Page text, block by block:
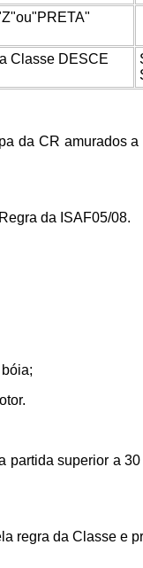
Classe DESCE
da CR amurados
da ISAF05/08.
superior a
regra da Classe e